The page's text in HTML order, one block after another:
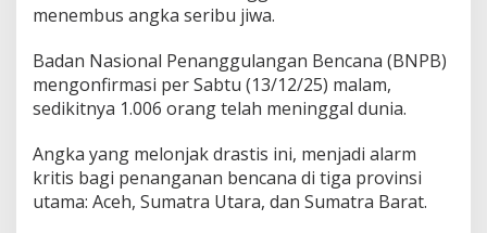
menembus angka seribu jiwa.
Badan Nasional Penanggulangan Bencana (BNPB)
mengonfirmasi per Sabtu (13/12/25) malam,
sedikitnya 1.006 orang telah meninggal dunia.
Angka yang melonjak drastis ini, menjadi alarm
kritis bagi penanganan bencana di tiga provinsi
utama: Aceh, Sumatra Utara, dan Sumatra Barat.